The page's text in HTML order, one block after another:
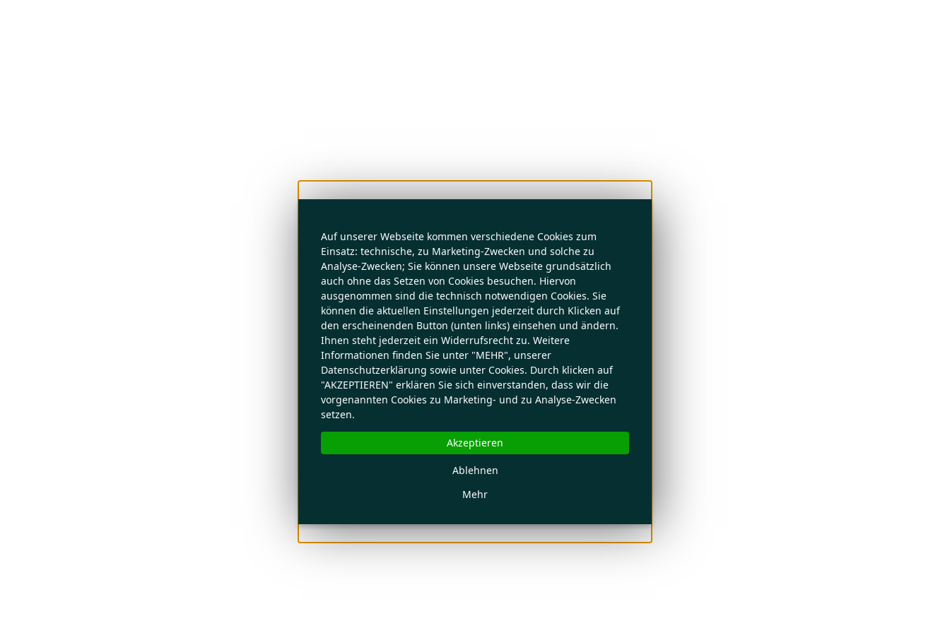
Auf unserer Webseite kommen verschiedene Cookies zum
Einsatz: technische, zu Marketing-Zwecken und solche zu
Analyse-Zwecken; Sie können unsere Webseite grundsätzlich
auch ohne das Setzen von Cookies besuchen. Hiervon
ausgenommen sind die technisch notwendigen Cookies. Sie
können die aktuellen Einstellungen jederzeit durch Klicken auf
den erscheinenden Button (unten links) einsehen und ändern.
Ihnen steht jederzeit ein Widerrufsrecht zu. Weitere
Informationen finden Sie unter "MEHR", unserer
Datenschutzerklärung sowie unter Cookies. Durch klicken auf
"AKZEPTIEREN" erklären Sie sich einverstanden, dass wir die
vorgenannten Cookies zu Marketing- und zu Analyse-Zwecken
setzen.
Mehr
Ablehnen
Akzeptieren